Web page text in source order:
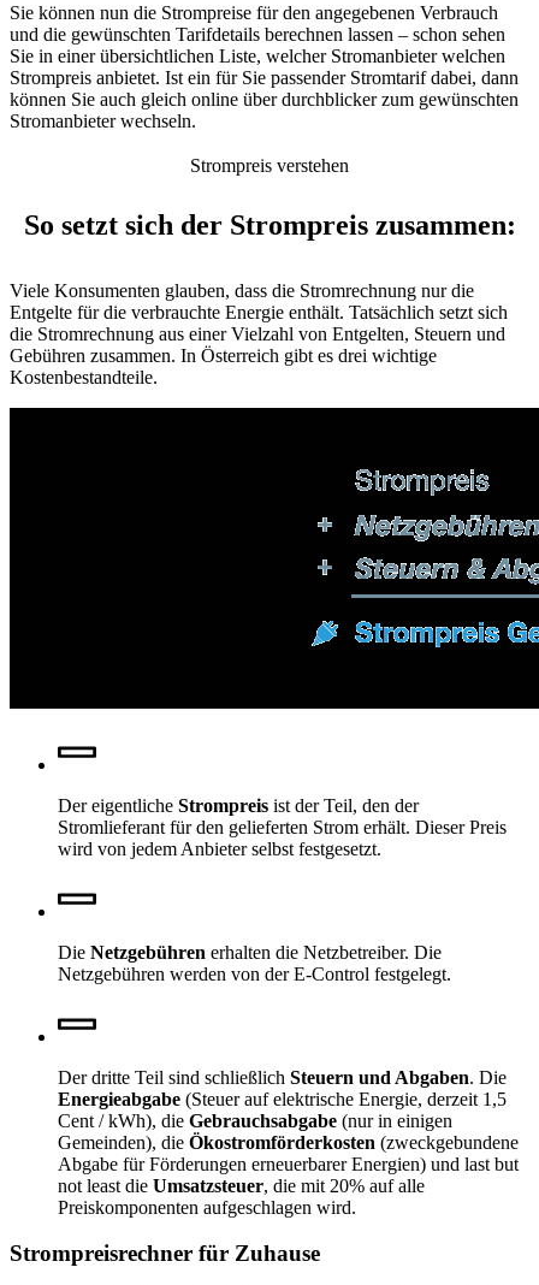
Sie können nun die Strompreise für den angegebenen Verbrauch
und die gewünschten Tarifdetails berechnen lassen – schon sehen
Sie in einer übersichtlichen Liste, welcher Stromanbieter welchen
Strompreis anbietet. Ist ein für Sie passender Stromtarif dabei, dann
können Sie auch gleich online über durchblicker zum gewünschten
Stromanbieter wechseln.
Strompreis verstehen
So setzt sich der Strompreis zusammen:
Viele Konsumenten glauben, dass die Stromrechnung nur die
Entgelte für die verbrauchte Energie enthält. Tatsächlich setzt sich
die Stromrechnung aus einer Vielzahl von Entgelten, Steuern und
Gebühren zusammen. In Österreich gibt es drei wichtige
Kostenbestandteile.
Der eigentliche Strompreis ist der Teil, den der
Stromlieferant für den gelieferten Strom erhält. Dieser Preis
wird von jedem Anbieter selbst festgesetzt.
Die Netzgebühren erhalten die Netzbetreiber. Die
Netzgebühren werden von der E-Control festgelegt.
Der dritte Teil sind schließlich Steuern und Abgaben. Die
Energieabgabe (Steuer auf elektrische Energie, derzeit 1,5
Cent / kWh), die Gebrauchsabgabe (nur in einigen
Gemeinden), die Ökostromförderkosten (zweckgebundene
Abgabe für Förderungen erneuerbarer Energien) und last but
not least die Umsatzsteuer, die mit 20% auf alle
Preiskomponenten aufgeschlagen wird.
Strompreisrechner für Zuhause